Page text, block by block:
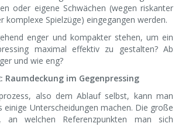
oder eigene Schwächen (wegen riskanter
komplexe Spielzüge) eingegangen werden.
enger und kompakter stehen, um ein
maximal effektiv zu gestalten? Ab
und wie eng?
Raumdeckung im Gegenpressing
also dem Ablauf selbst, kann man
einige Unterscheidungen machen. Die große
an welchen Referenzpunkten man sich